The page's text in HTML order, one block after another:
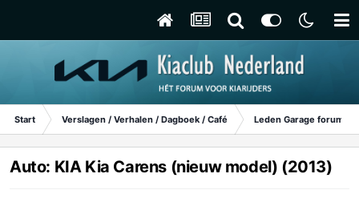
Start Verslagen / Verhalen / Dagboek / Café Leden Garage forum
Auto: KIA Kia Carens (nieuw model) (2013)